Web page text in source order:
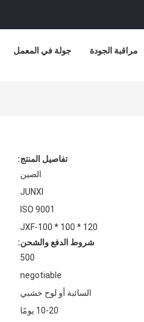
جولة في المعمل مراقبة الجودة
تفاصيل المنتج:
الصين
JUNXI
ISO 9001
JXF-100 * 100 * 120
شروط الدفع والشحن:
500
negotiable
السائبة أو لوح خشبي
10-20 يومًا